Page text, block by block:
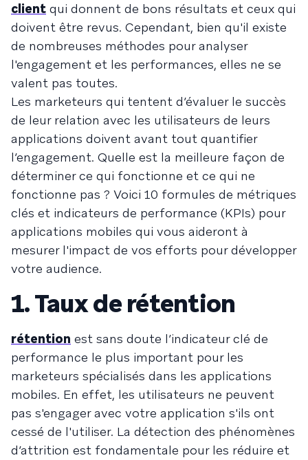
client qui donnent de bons résultats et ceux qui
doivent être revus. Cependant, bien qu'il existe
de nombreuses méthodes pour analyser
l'engagement et les performances, elles ne se
valent pas toutes.
Les marketeurs qui tentent d’évaluer le succès
de leur relation avec les utilisateurs de leurs
applications doivent avant tout quantifier
l’engagement. Quelle est la meilleure façon de
déterminer ce qui fonctionne et ce qui ne
fonctionne pas ? Voici 10 formules de métriques
clés et indicateurs de performance (KPIs) pour
applications mobiles qui vous aideront à
mesurer l'impact de vos efforts pour développer
votre audience.
1. Taux de rétention
rétention est sans doute l’indicateur clé de
performance le plus important pour les
marketeurs spécialisés dans les applications
mobiles. En effet, les utilisateurs ne peuvent
pas s'engager avec votre application s'ils ont
cessé de l'utiliser. La détection des phénomènes
d’attrition est fondamentale pour les réduire et